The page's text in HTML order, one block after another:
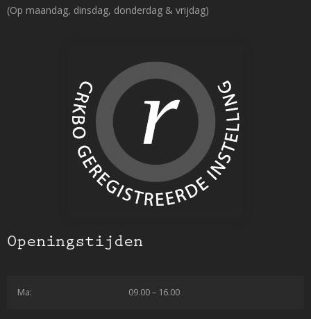
(Op maandag, dinsdag, donderdag & vrijdag)
Openingstijden
Ma: 09.00 – 16.00